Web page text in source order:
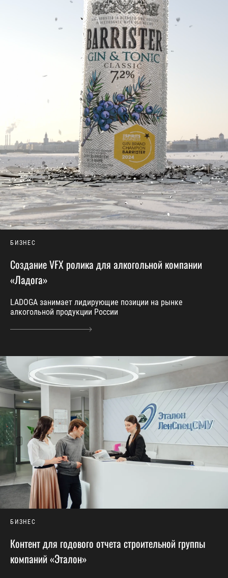
БИЗНЕС
Создание VFX ролика для алкогольной компании
«Ладога»
LADOGA занимает лидирующие позиции на рынке
алкогольной продукции России
БИЗНЕС
Контент для годового отчета строительной группы
компаний «Эталон»